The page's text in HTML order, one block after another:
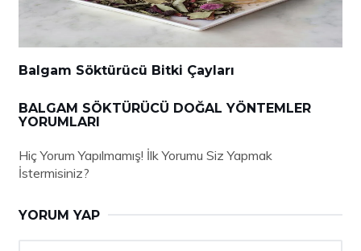
Balgam Söktürücü Bitki Çayları
BALGAM SÖKTÜRÜCÜ DOĞAL YÖNTEMLER
YORUMLARI
Hiç Yorum Yapılmamış! İlk Yorumu Siz Yapmak
İstermisiniz?
YORUM YAP